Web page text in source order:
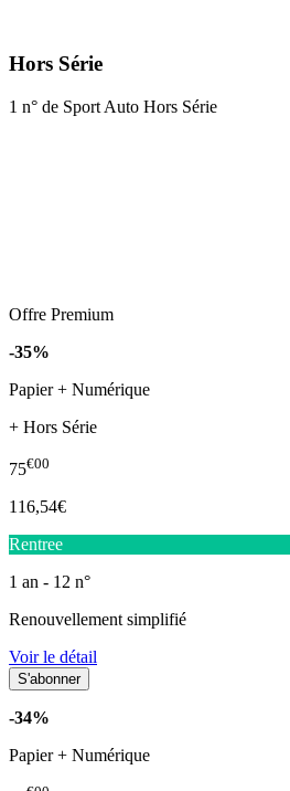
Hors Série
1 n° de Sport Auto Hors Série
Offre Premium
-35%
Papier + Numérique
+ Hors Série
75€00
116,54€
Rentree
1 an - 12 n°
Renouvellement simplifié
Voir le détail
-34%
Papier + Numérique